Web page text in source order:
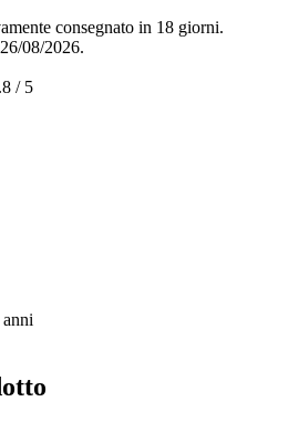
le istruzioni con gli esempi
di colorare scegliendo le tinte che
estro creativo. Una volta colorati
essere usati come decorazioni da
La sabbia infatti rimane
consegnato in 18 giorni.
08/2026.
/ 5